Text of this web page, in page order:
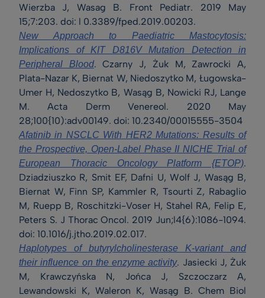
Wierzba J, Wasag B. Front Pediatr. 2019 May
15;7:203. doi: l 0.3389/fped.2019.00203.
New Approach to Paediatric Mastocytosis:
Implications of KIT D816V Mutation Detection in
Peripheral Blood. Czarny J, Żuk M, Zawrocki A,
Plata-Nazar K, Biernat W, Niedoszytko M, Ługowska-
Umer H, Nedoszytko B, Wasąg B, Nowicki RJ, Lange
M. Acta Derm Venereol. 2020 May
28;100{10):adv00149. doi: 10.2340/00015555-3504
Afatinib in NSCLC With HER2 Mutations: Results of
the Prospective, Open-Label Phase II NICHE Trial of
European Thoracic Oncology Platform {ETOP).
Dziadziuszko R, Smit EF, Dafni U, Wolf J, Wasąg B,
Biernat W, Finn SP, Kammler R, Tsourti Z, Rabaglio
M, Ruepp B, Roschitzki-Voser H, Stahel RA, Felip E,
Peters S. J Thorac Oncol. 2019 Jun;l4{6):1086-1094.
doi: 10.1016/j.jtho.2019.02.017.
Haplotypes of butyrylcholinesterase K-variant and
their influence on the enzyme activity. Jasiecki J, Żuk
M, Krawczyńska N, Jońca J, Szczoczarz A,
Lewandowski K, Waleron K, Wasąg B. Chem Biol